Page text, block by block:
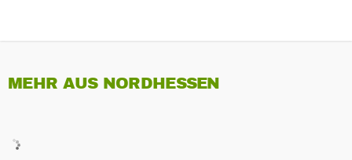
MEHR AUS NORDHESSEN